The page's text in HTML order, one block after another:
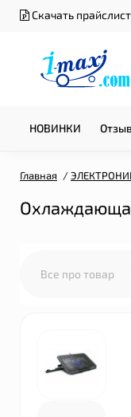
Скачать прайслист
НОВИНКИ
Главная
Все про товар